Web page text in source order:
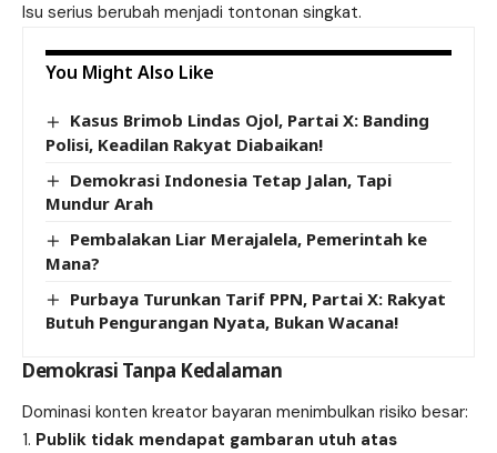
Isu serius berubah menjadi tontonan singkat.
You Might Also Like
Kasus Brimob Lindas Ojol, Partai X: Banding
Polisi, Keadilan Rakyat Diabaikan!
Demokrasi Indonesia Tetap Jalan, Tapi
Mundur Arah
Pembalakan Liar Merajalela, Pemerintah ke
Mana?
Purbaya Turunkan Tarif PPN, Partai X: Rakyat
Butuh Pengurangan Nyata, Bukan Wacana!
Demokrasi Tanpa Kedalaman
Dominasi konten kreator bayaran menimbulkan risiko besar:
Publik tidak mendapat gambaran utuh atas